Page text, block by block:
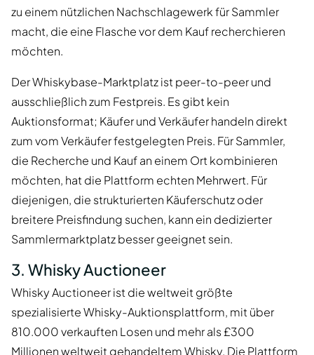
zu einem nützlichen Nachschlagewerk für Sammler
macht, die eine Flasche vor dem Kauf recherchieren
möchten.
Der Whiskybase-Marktplatz ist peer-to-peer und
ausschließlich zum Festpreis. Es gibt kein
Auktionsformat; Käufer und Verkäufer handeln direkt
zum vom Verkäufer festgelegten Preis. Für Sammler,
die Recherche und Kauf an einem Ort kombinieren
möchten, hat die Plattform echten Mehrwert. Für
diejenigen, die strukturierten Käuferschutz oder
breitere Preisfindung suchen, kann ein dedizierter
Sammlermarktplatz besser geeignet sein.
3. Whisky Auctioneer
Whisky Auctioneer ist die weltweit größte
spezialisierte Whisky-Auktionsplattform, mit über
810.000 verkauften Losen und mehr als £300
Millionen weltweit gehandeltem Whisky. Die Plattform